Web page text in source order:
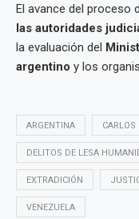
El avance del proceso
las autoridades
la evaluación del
argentino y los
ARGENTINA CARLOS
DELITOS DE LESA
EXTRADICIÓN
VENEZUELA